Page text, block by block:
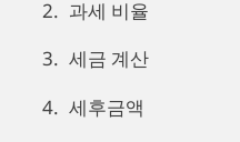
과세 비율
세금 계산
세후금액